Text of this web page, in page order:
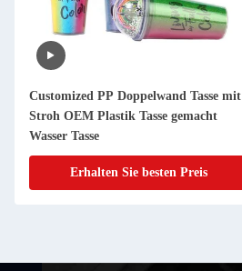
Customized PP Doppelwand Tasse mit
Stroh OEM Plastik Tasse gemacht
Wasser Tasse
Erhalten Sie besten Preis